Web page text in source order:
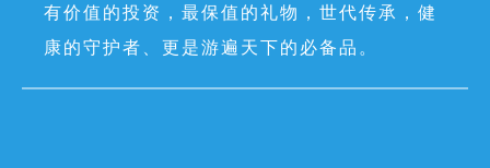
有价值的投资，最保值的礼物，世代传承，健
康的守护者、更是游遍天下的必备品。